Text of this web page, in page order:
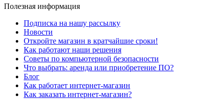
Полезная информация
Подписка на нашу рассылку
Новости
Откройте магазин в кратчайшие сроки!
Как работают наши решения
Советы по компьютерной безопасности
Что выбрать: аренда или приобретение ПО?
Блог
Как работает интернет-магазин
Как заказать интернет-магазин?